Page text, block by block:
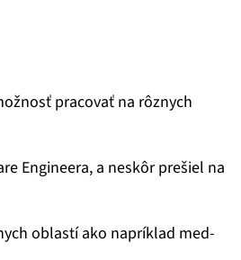
pracovať na rôznych
Engineera, a neskôr prešiel na
oblastí ako napríklad med-